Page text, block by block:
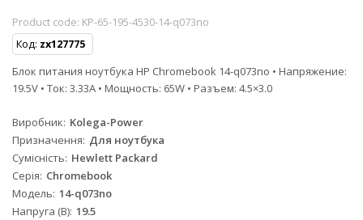
Product code: KP-65-195-4530-14-q073no
Код: zx127775
Блок питания ноутбука HP Chromebook 14-q073no • Напряжение:
19.5V • Ток: 3.33A • Мощность: 65W • Разъем: 4.5×3.0
Виробник Kolega-Power
Призначення Для ноутбука
Сумісність Hewlett Packard
Серія Chromebook
Модель 14-q073no
Напруга (В) 19.5